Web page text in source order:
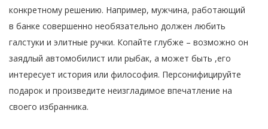
конкретному решению. Например, мужчина, работающий
в банке совершенно необязательно должен любить
галстуки и элитные ручки. Копайте глубже – возможно он
заядлый автомобилист или рыбак, а может быть ,его
интересует история или философия. Персонифицируйте
подарок и произведите неизгладимое впечатление на
своего избранника.